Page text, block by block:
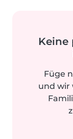
Keine
Füge
und wir